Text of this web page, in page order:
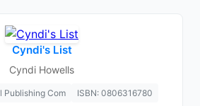
Cyndi's List
Cyndi Howells
Publishing Com ISBN: 0806316780